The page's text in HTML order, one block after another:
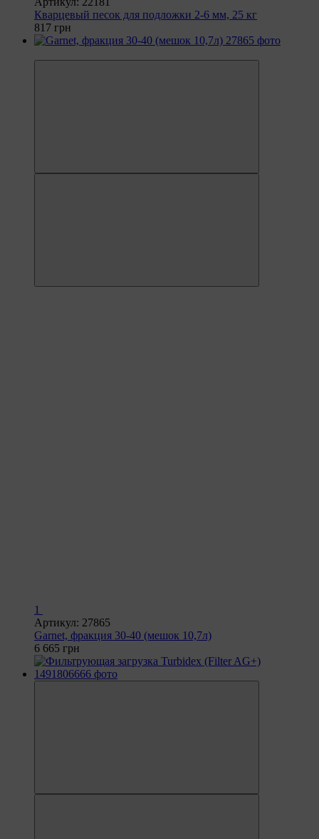
Кварцевый песок для подложки 2-6 мм, 25 кг
817 грн
1
Артикул: 27865
Garnet, фракция 30-40 (мешок 10,7л)
6 665 грн